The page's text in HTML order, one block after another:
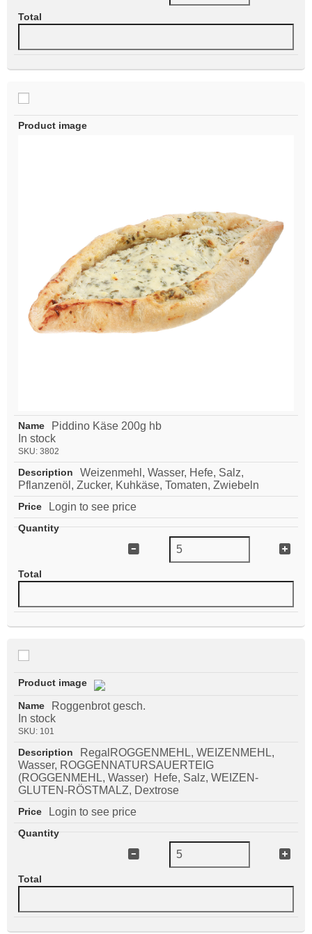
Piddino Käse 200g hb
In stock
SKU: 3802
Weizenmehl, Wasser, Hefe, Salz,
Pflanzenöl, Zucker, Kuhkäse, Tomaten, Zwiebeln
Login to see price
Roggenbrot gesch.
In stock
SKU: 101
RegalROGGENMEHL, WEIZENMEHL,
Wasser, ROGGENNATURSAUERTEIG
(ROGGENMEHL, Wasser) Hefe, Salz, WEIZEN-
GLUTEN-RÖSTMALZ, Dextrose
Login to see price